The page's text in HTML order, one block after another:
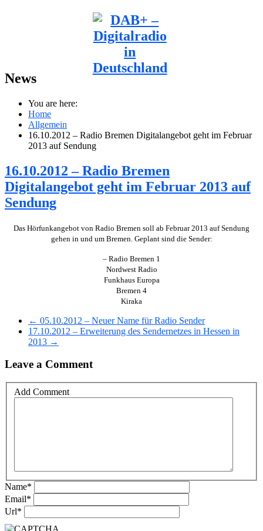
News
You are here:
Home
Allgemein
16.10.2012 – Radio Bremen Digitalangebot geht im Februar
2013 auf Sendung
16.10.2012 – Radio Bremen
Digitalangebot geht im Februar 2013 auf
Sendung
Das Hörfunkangebot von Radio Bremen soll ab Februar 2013 auf Sendung
gehen in und um Bremen. Geplant sind die Sender:
– Radio Bremen 1
Nordwest Radio
Funkhaus Europa
Bremen 4
Kiraka
← 05.10.2012 – Neuer Name für Radio Sender
17.10.2012 – Erweiterung des Sendernetzes in Hessen in
2013 →
Leave a Comment
Add Comment
Name*
Email*
Url*